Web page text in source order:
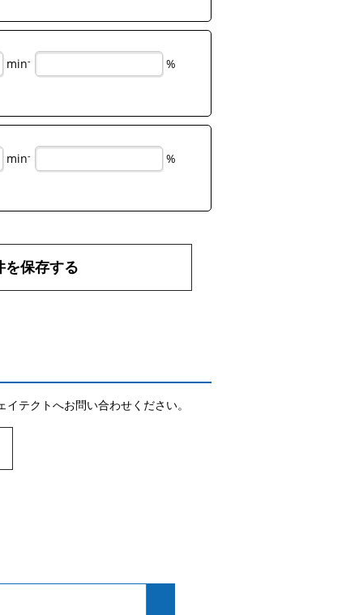
min-
%
min-
%
を保存する
テクトへお問い合わせください。